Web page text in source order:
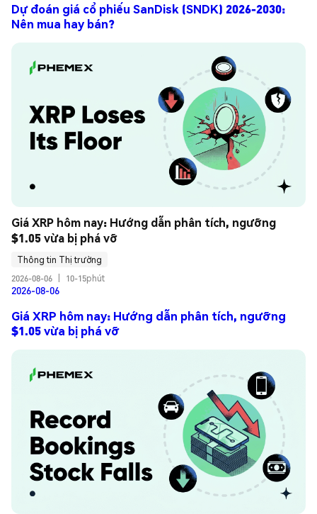
Dự đoán giá cổ phiếu SanDisk (SNDK) 2026-2030:
Nên mua hay bán?
Giá XRP hôm nay: Hướng dẫn phân tích, ngưỡng
$1.05 vừa bị phá vỡ
Thông tin Thị trường
2026-08-06
10-15phút
2026-08-06
Giá XRP hôm nay: Hướng dẫn phân tích, ngưỡng
$1.05 vừa bị phá vỡ